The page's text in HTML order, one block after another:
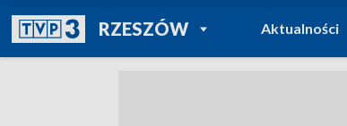
RZESZÓWPOWRÓT DO
TVP REGIONY
Aktualności